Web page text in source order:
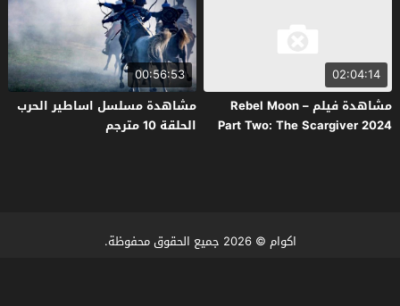
02:04:14
مشاهدة فيلم Rebel Moon –
Part Two: The Scargiver 2024
00:56:53
مشاهدة مسلسل اساطير الحرب
الحلقة 10 مترجم
اكوام © 2026 جميع الحقوق محفوظة.